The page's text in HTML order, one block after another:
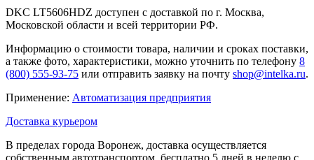
DKC LT5606HDZ доступен с доставкой по г. Москва,
Московской области и всей территории РФ.
Информацию о стоимости товара, наличии и сроках поставки,
а также фото, характеристики, можно уточнить по телефону 8
(800) 555-93-75 или отправить заявку на почту shop@intelka.ru.
Применение: Автоматизация предприятия
Доставка курьером
В пределах города Воронеж, доставка осуществляется
собственным автотранспортом, бесплатно 5 дней в неделю с